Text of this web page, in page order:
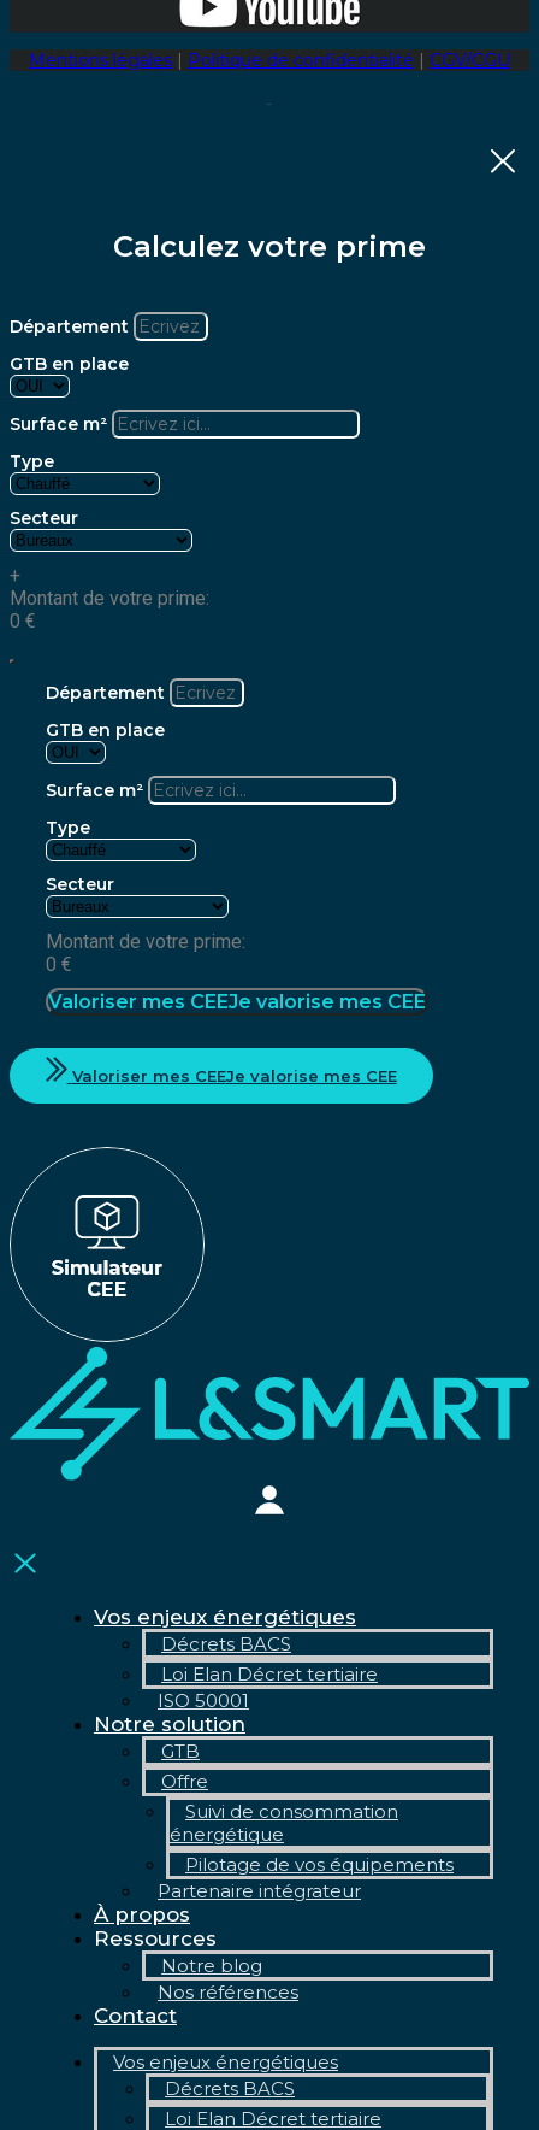
Mentions légales Politique de confidentialité CGV/CGU
Calculez votre prime
Département
GTB en place
Surface m²
Type
Secteur
+
Montant de votre prime:
0 €
Département
GTB en place
Surface m²
Type
Secteur
Montant de votre prime:
0 €
Valoriser mes CEEJe valorise mes CEE
Valoriser mes CEEJe valorise mes CEE
Vos enjeux énergétiques
Décrets BACS
Loi Elan Décret tertiaire
ISO 50001
Notre solution
GTB
Offre
Suivi de consommation
énergétique
Pilotage de vos équipements
Partenaire intégrateur
À propos
Ressources
Notre blog
Nos références
Contact
Vos enjeux énergétiques
Décrets BACS
Loi Elan Décret tertiaire